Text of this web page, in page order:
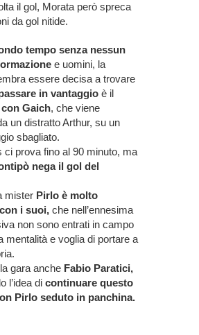
il gol, Morata però spreca
da gol nitide.
tempo senza nessun
e uomini, la
essere decisa a trovare
in vantaggio è il
Gaich, che viene
un distratto Arthur, su un
sbagliato.
ci prova fino al 90 minuto, ma
nega il gol del
mister Pirlo è molto
i suoi, che nell’ennesima
non sono entrati in campo
mentalità e voglia di portare a
gara anche Fabio Paratici,
l’idea di continuare questo
Pirlo seduto in panchina.